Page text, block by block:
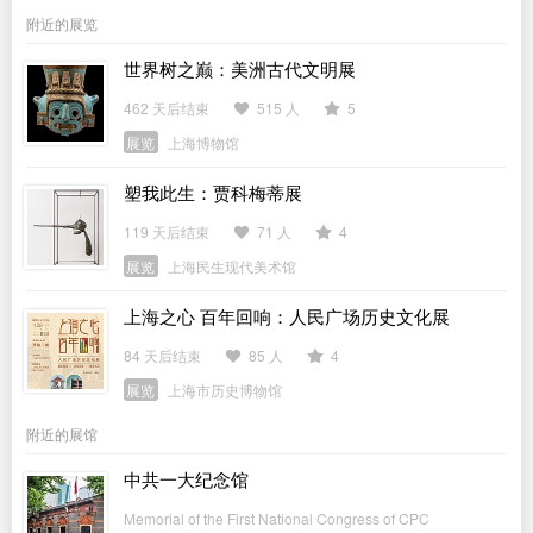
附近的展览
世界树之巅：美洲古代文明展
462 天后结束 515 人
5
展览
上海博物馆
塑我此生：贾科梅蒂展
119 天后结束 71 人
4
展览
上海民生现代美术馆
上海之心 百年回响：人民广场历史文化展
84 天后结束 85 人
4
展览
上海市历史博物馆
附近的展馆
中共一大纪念馆
Memorial of the First National Congress of CPC